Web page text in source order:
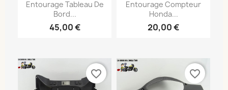
Entourage Tableau De
Bord...
45,00 €
Entourage Compteur
Honda...
20,00 €
favorite_border favorite_border